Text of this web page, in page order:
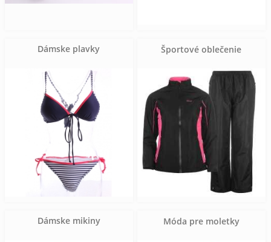
Dámske plavky Športové oblečenie
Dámske mikiny Móda pre moletky